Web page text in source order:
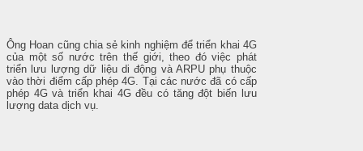
Ông Hoan cũng chia sẻ kinh nghiệm để triển khai 4G
của một số nước trên thế giới, theo đó việc phát
triển lưu lượng dữ liệu di động và ARPU phụ thuộc
vào thời điểm cấp phép 4G. Tại các nước đã có cấp
phép 4G và triển khai 4G đều có tăng đột biến lưu
lượng data dịch vụ.